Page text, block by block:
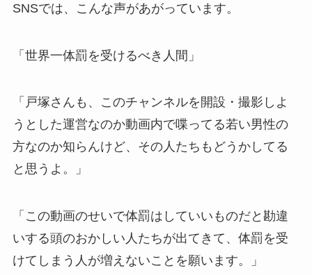
SNSでは、こんな声があがっています。
「世界一体罰を受けるべき人間」
「戸塚さんも、このチャンネルを開設・撮影しよ
うとした運営なのか動画内で喋ってる若い男性の
方なのか知らんけど、その人たちもどうかしてる
と思うよ。」
「この動画のせいで体罰はしていいものだと勘違
いする頭のおかしい人たちが出てきて、体罰を受
けてしまう人が増えないことを願います。」